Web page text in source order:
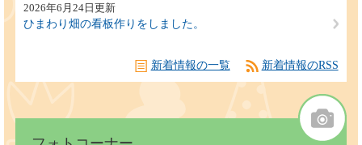
2026年6月24日更新
ひまわり畑の看板作りをしました。
新着情報の一覧 新着情報のRSS